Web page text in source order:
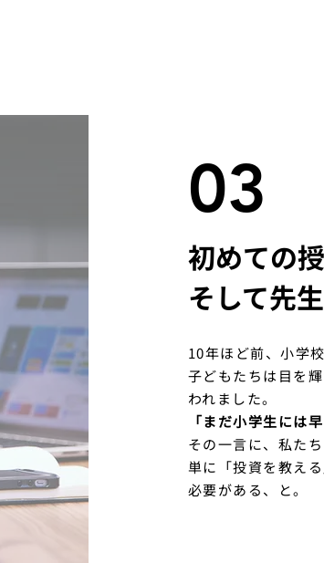
03
初めての授
そして先
10年ほど前、小学
子どもたちは目を
われました。
「まだ小学生には
その一言に、私た
単に「投資を教え
必要がある、と。